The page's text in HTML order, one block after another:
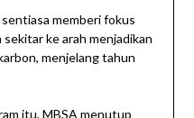
memberi fokus
ke arah menjadikan
menjelang tahun
itu, MBSA menutup